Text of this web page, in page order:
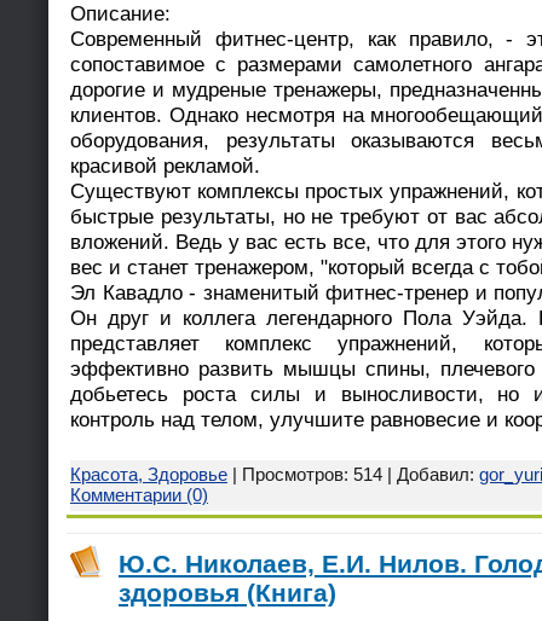
Описание:
Современный фитнес-центр, как правило, -
сопоставимое с размерами самолетного
дорогие и мудреные тренажеры,
клиентов. Однако несмотря на
оборудования, результаты оказываются
красивой рекламой.
Существуют комплексы простых упражнений,
быстрые результаты, но не требуют от вас
вложений. Ведь у вас есть все, что для этого
вес и станет тренажером, "который всегда с
Эл Кавадло - знаменитый фитнес-тренер и
Он друг и коллега легендарного Пола
представляет комплекс упражнений,
эффективно развить мышцы спины,
добьетесь роста силы и выносливости, но
контроль над телом, улучшите равновесие и
Красота, Здоровье | Просмотров: 514 | Добавил: gor_yuri
Комментарии (0)
Ю.С. Николаев, Е.И. Нилов.
здоровья (Книга)